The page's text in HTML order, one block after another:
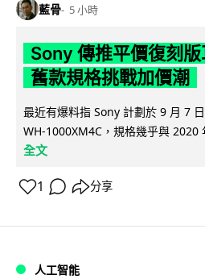
藍骨 5 小時
Sony 傳推平價復刻
舊款規格挑戰加價潮
最近有爆料指 Sony 計劃於 9 月 7
WH-1000XM4C，規格幾乎與 2020
全文
1 分享
人工智能